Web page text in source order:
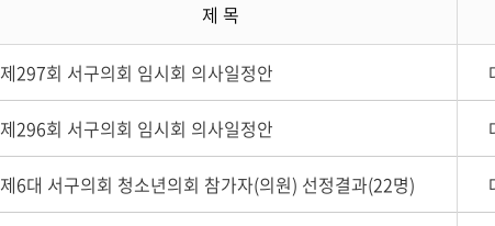
제 목
제297회 서구의회 임시회 의사일정안
제296회 서구의회 임시회 의사일정안
제6대 서구의회 청소년의회 참가자(의원) 선정결과(22명)